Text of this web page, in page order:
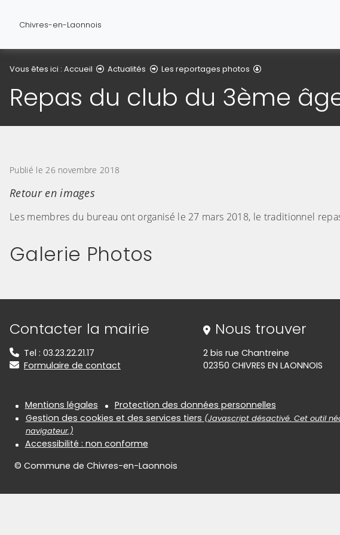
Chivres-en-Laonnois
Vous êtes ici : Accueil Actualités Les reportages photos
Repas du club du 3ème
Publié le 26 novembre 2018
Retour en images
Les membres du bureau ont organisé le 27 mars 2018, le traditionnel
Galerie Photos
Informations de contact
Contacter la mairie
Tel : 03.23.22.21.17
Formulaire de contact
Nous trouver
2 bis rue Chantreine
02350 CHIVRES EN LAONNOIS
Informations réglementaires
Mentions légales
Protection des données personnelles
Gestion des cookies et des services tiers (Javascript désactivé. Cet outil
navigateur.)
Accessibilité : non conforme
© Commune de Chivres-en-Laonnois